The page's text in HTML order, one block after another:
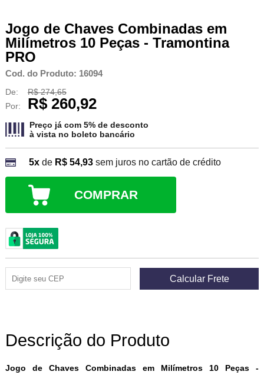
Jogo de Chaves Combinadas em
Milímetros 10 Peças - Tramontina
PRO
Cod. do Produto: 16094
De:
R$ 274,65
Por:
R$ 260,92
Preço já com 5% de desconto
à vista no boleto bancário
5xde R$ 54,93 sem juros no cartão de crédito
COMPRAR
Descrição do Produto
Jogo de Chaves Combinadas em Milímetros 10 Peças -